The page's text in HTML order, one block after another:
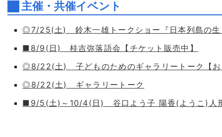
主催・共催イベント
◎7/25(土) 鈴木一雄トークショー『日本列島の生
■8/9(日) 桂吉弥落語会【チケット販売中】
◎8/22(土) 子どものためのギャラリートーク【お
◎8/22(土) ギャラリートーク
■9/5(土)～10/4(日) 谷口よう子 陽香(ようこ)人